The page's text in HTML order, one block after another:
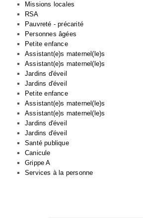
Missions locales
RSA
Pauvreté - précarité
Personnes âgées
Petite enfance
Assistant(e)s maternel(le)s
Assistant(e)s maternel(le)s
Jardins d'éveil
Jardins d'éveil
Petite enfance
Assistant(e)s maternel(le)s
Assistant(e)s maternel(le)s
Jardins d'éveil
Jardins d'éveil
Santé publique
Canicule
Grippe A
Services à la personne